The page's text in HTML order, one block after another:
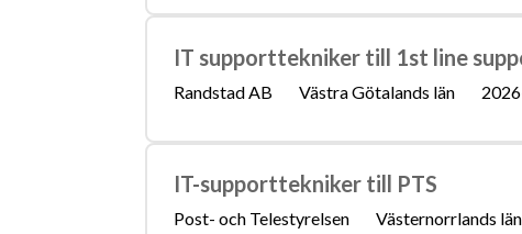
IT supporttekniker till 1st line
Randstad AB Västra Götalands län
IT-supporttekniker till PTS
Post- och Telestyrelsen Västernorrlands län